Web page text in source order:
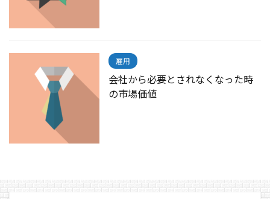
雇用
会社から必要とされなくなった時
の市場価値